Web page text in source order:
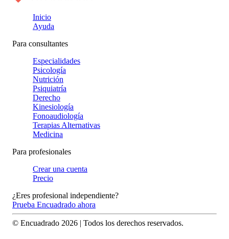
Inicio
Ayuda
Para consultantes
Especialidades
Psicología
Nutrición
Psiquiatría
Derecho
Kinesiología
Fonoaudiología
Terapias Alternativas
Medicina
Para profesionales
Crear una cuenta
Precio
¿Eres profesional independiente?
Prueba Encuadrado ahora
© Encuadrado 2026 | Todos los derechos reservados.